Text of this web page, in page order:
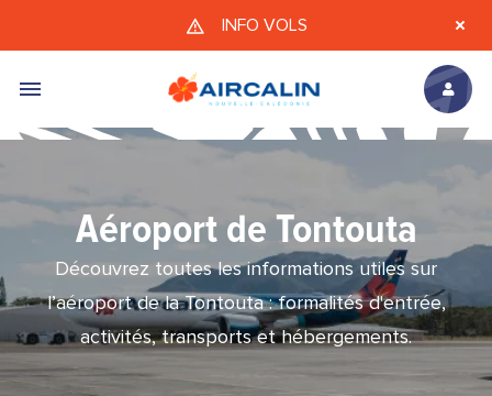
Aller au contenu principal
INFO VOLS
Aéroport de Tontouta
Découvrez toutes les informations utiles sur
l’aéroport de la Tontouta : formalités d'entrée,
activités, transports et hébergements.